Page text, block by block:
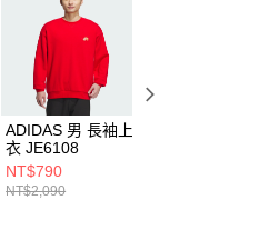
ADIDAS 男 長袖上
衣 JE6108
NT$790
NT$2,090